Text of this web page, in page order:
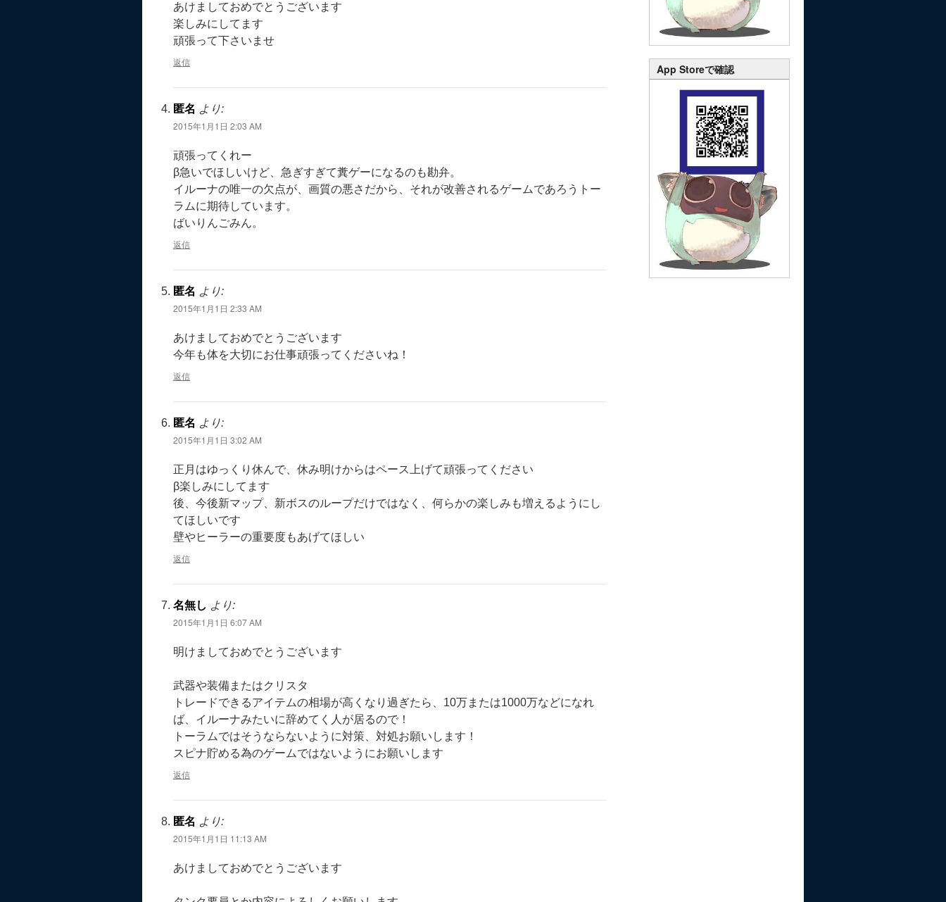
あけましておめでとうございます
楽しみにしてます
頑張って下さいませ
返信
匿名 より:
2015年1月1日 2:03 AM
頑張ってくれー
β急いでほしいけど、急ぎすぎて糞ゲーになるのも勘弁。
イルーナの唯一の欠点が、画質の悪さだから、それが改善されるゲームであろうトー
ラムに期待しています。
ばいりんごみん。
返信
匿名 より:
2015年1月1日 2:33 AM
あけましておめでとうございます
今年も体を大切にお仕事頑張ってくださいね！
返信
匿名 より:
2015年1月1日 3:02 AM
正月はゆっくり休んで、休み明けからはペース上げて頑張ってください
β楽しみにしてます
後、今後新マップ、新ボスのループだけではなく、何らかの楽しみも増えるようにし
てほしいです
壁やヒーラーの重要度もあげてほしい
返信
名無し より:
2015年1月1日 6:07 AM
明けましておめでとうございます
武器や装備またはクリスタ
トレードできるアイテムの相場が高くなり過ぎたら、10万または1000万などになれ
ば、イルーナみたいに辞めてく人が居るので！
トーラムではそうならないように対策、対処お願いします！
スピナ貯める為のゲームではないようにお願いします
返信
匿名 より:
2015年1月1日 11:13 AM
あけましておめでとうございます
App Storeで確認